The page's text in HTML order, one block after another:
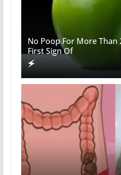
No Poop For More Than
First Sign Of